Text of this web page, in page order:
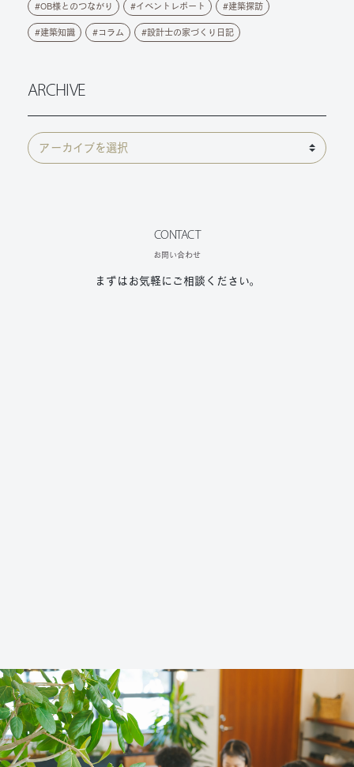
OB様とのつながり イベントレポート 建築探訪
建築知識 コラム 設計士の家づくり日記
ARCHIVE
CONTACT
お問い合わせ
まずはお気軽にご相談ください。